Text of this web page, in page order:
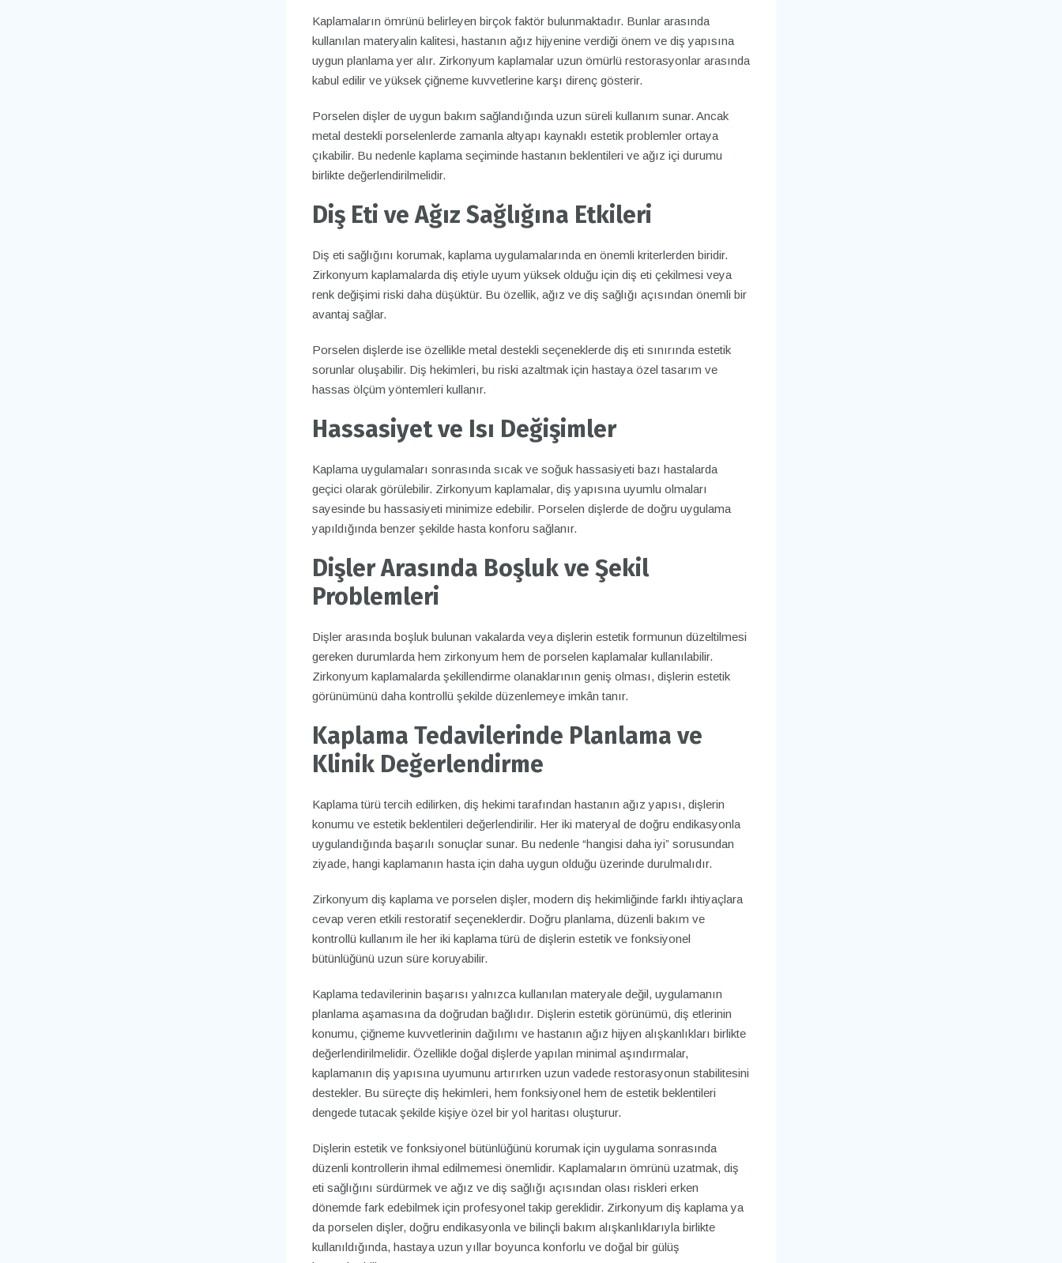
Kaplamaların ömrünü belirleyen birçok faktör bulunmaktadır. Bunlar arasında
kullanılan materyalin kalitesi, hastanın ağız hijyenine verdiği önem ve diş yapısına
uygun planlama yer alır. Zirkonyum kaplamalar uzun ömürlü restorasyonlar arasında
kabul edilir ve yüksek çiğneme kuvvetlerine karşı direnç gösterir.
Porselen dişler de uygun bakım sağlandığında uzun süreli kullanım sunar. Ancak
metal destekli porselenlerde zamanla altyapı kaynaklı estetik problemler ortaya
çıkabilir. Bu nedenle kaplama seçiminde hastanın beklentileri ve ağız içi durumu
birlikte değerlendirilmelidir.
Diş Eti ve Ağız Sağlığına Etkileri
Diş eti sağlığını korumak, kaplama uygulamalarında en önemli kriterlerden biridir.
Zirkonyum kaplamalarda diş etiyle uyum yüksek olduğu için diş eti çekilmesi veya
renk değişimi riski daha düşüktür. Bu özellik, ağız ve diş sağlığı açısından önemli bir
avantaj sağlar.
Porselen dişlerde ise özellikle metal destekli seçeneklerde diş eti sınırında estetik
sorunlar oluşabilir. Diş hekimleri, bu riski azaltmak için hastaya özel tasarım ve
hassas ölçüm yöntemleri kullanır.
Hassasiyet ve Isı Değişimler
Kaplama uygulamaları sonrasında sıcak ve soğuk hassasiyeti bazı hastalarda
geçici olarak görülebilir. Zirkonyum kaplamalar, diş yapısına uyumlu olmaları
sayesinde bu hassasiyeti minimize edebilir. Porselen dişlerde de doğru uygulama
yapıldığında benzer şekilde hasta konforu sağlanır.
Dişler Arasında Boşluk ve Şekil
Problemleri
Dişler arasında boşluk bulunan vakalarda veya dişlerin estetik formunun düzeltilmesi
gereken durumlarda hem zirkonyum hem de porselen kaplamalar kullanılabilir.
Zirkonyum kaplamalarda şekillendirme olanaklarının geniş olması, dişlerin estetik
görünümünü daha kontrollü şekilde düzenlemeye imkân tanır.
Kaplama Tedavilerinde Planlama ve
Klinik Değerlendirme
Kaplama türü tercih edilirken, diş hekimi tarafından hastanın ağız yapısı, dişlerin
konumu ve estetik beklentileri değerlendirilir. Her iki materyal de doğru endikasyonla
uygulandığında başarılı sonuçlar sunar. Bu nedenle “hangisi daha iyi” sorusundan
ziyade, hangi kaplamanın hasta için daha uygun olduğu üzerinde durulmalıdır.
Zirkonyum diş kaplama ve porselen dişler, modern diş hekimliğinde farklı ihtiyaçlara
cevap veren etkili restoratif seçeneklerdir. Doğru planlama, düzenli bakım ve
kontrollü kullanım ile her iki kaplama türü de dişlerin estetik ve fonksiyonel
bütünlüğünü uzun süre koruyabilir.
Kaplama tedavilerinin başarısı yalnızca kullanılan materyale değil, uygulamanın
planlama aşamasına da doğrudan bağlıdır. Dişlerin estetik görünümü, diş etlerinin
konumu, çiğneme kuvvetlerinin dağılımı ve hastanın ağız hijyen alışkanlıkları birlikte
değerlendirilmelidir. Özellikle doğal dişlerde yapılan minimal aşındırmalar,
kaplamanın diş yapısına uyumunu artırırken uzun vadede restorasyonun stabilitesini
destekler. Bu süreçte diş hekimleri, hem fonksiyonel hem de estetik beklentileri
dengede tutacak şekilde kişiye özel bir yol haritası oluşturur.
Dişlerin estetik ve fonksiyonel bütünlüğünü korumak için uygulama sonrasında
düzenli kontrollerin ihmal edilmemesi önemlidir. Kaplamaların ömrünü uzatmak, diş
eti sağlığını sürdürmek ve ağız ve diş sağlığı açısından olası riskleri erken
dönemde fark edebilmek için profesyonel takip gereklidir. Zirkonyum diş kaplama ya
da porselen dişler, doğru endikasyonla ve bilinçli bakım alışkanlıklarıyla birlikte
kullanıldığında, hastaya uzun yıllar boyunca konforlu ve doğal bir gülüş